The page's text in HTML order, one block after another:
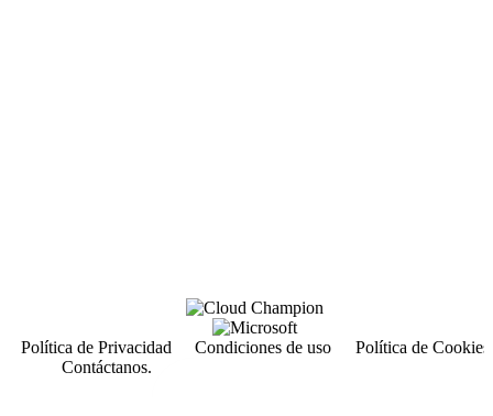
Contáctanos.
Política de Privacidad Condiciones de uso Política de Cookies